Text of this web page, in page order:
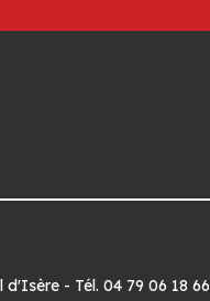
- Tél. 04 79 06 18 66